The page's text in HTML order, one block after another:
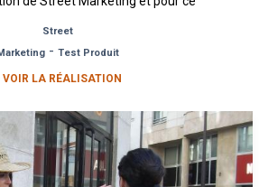
Street
- Test Produit
VOIR LA RÉALISATION